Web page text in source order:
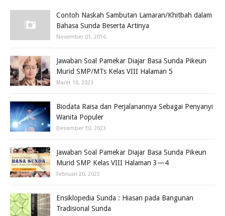
Contoh Naskah Sambutan Lamaran/Khitbah dalam
Bahasa Sunda Beserta Artinya
November 01, 2016
Jawaban Soal Pamekar Diajar Basa Sunda Pikeun
Murid SMP/MTs Kelas VIII Halaman 5
Maret 10, 2023
Biodata Raisa dan Perjalanannya Sebagai Penyanyi
Wanita Populer
Desember 30, 2023
Jawaban Soal Pamekar Diajar Basa Sunda Pikeun
Murid SMP Kelas VIII Halaman 3—4
Februari 20, 2023
Ensiklopedia Sunda : Hiasan pada Bangunan
Tradisional Sunda